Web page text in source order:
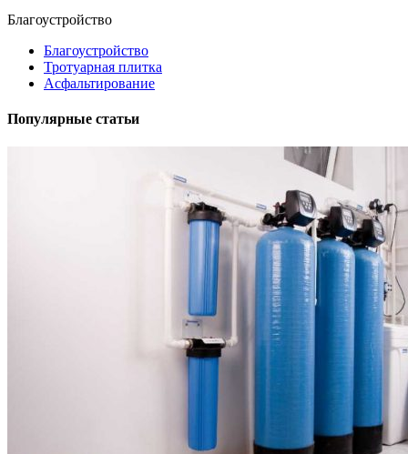
Благоустройство
Благоустройство
Тротуарная плитка
Асфальтирование
Популярные статьи